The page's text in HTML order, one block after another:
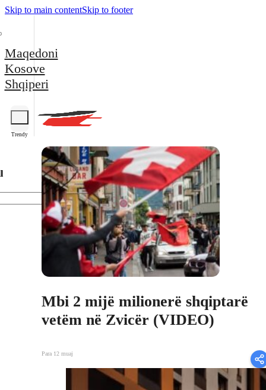
Skip to main contentSkip to footer
Maqedoni
Kosove
Shqiperi
Trendy
Mbi 2 mijë milionerë shqiptarë
vetëm në Zvicër (VIDEO)
Para 12 muaj